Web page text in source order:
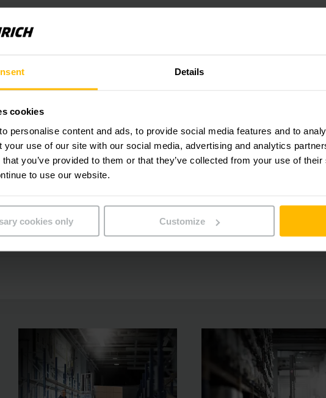
Details
cookies
personalise content and ads, to provide social media features and to
your use of our site with our social media, advertising and analytics
you’ve provided to them or that they’ve collected from your use of
to use our website.
cookies only Customize
informado
com a elevação das patolas
adicionais